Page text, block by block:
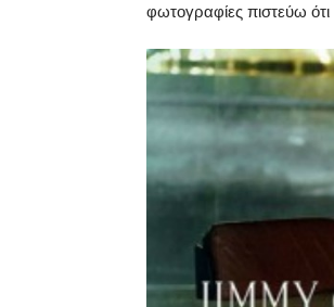
φωτογραφίες πιστεύω ότι